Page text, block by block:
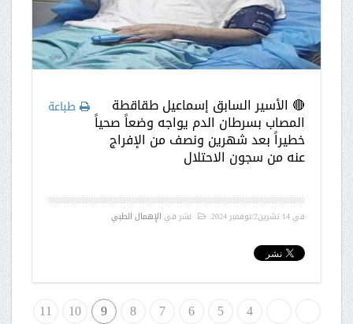
طباعة 🔴 الأسير السابق إسماعيل طقاقطة
المصاب بسرطان الدم يواجه وضعاً صحياً
خطيراً بعد شهرين ونصف من الإفراج
عنه من سجون الاحتلال
في14 تشرين2/نوفمبر 2024 . نشر في الإهمال الطبي
4
5
6
7
8
9
10
11